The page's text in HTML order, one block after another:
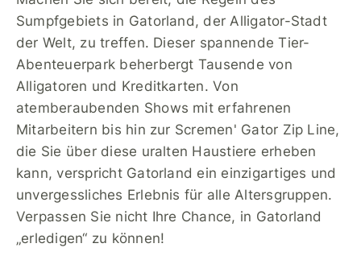
Sumpfgebiets in Gatorland, der Alligator-Stadt
der Welt, zu treffen. Dieser spannende Tier-
Abenteuerpark beherbergt Tausende von
Alligatoren und Kreditkarten. Von
atemberaubenden Shows mit erfahrenen
Mitarbeitern bis hin zur Scremen' Gator Zip Line,
die Sie über diese uralten Haustiere erheben
kann, verspricht Gatorland ein einzigartiges und
unvergessliches Erlebnis für alle Altersgruppen.
Verpassen Sie nicht Ihre Chance, in Gatorland
„erledigen“ zu können!